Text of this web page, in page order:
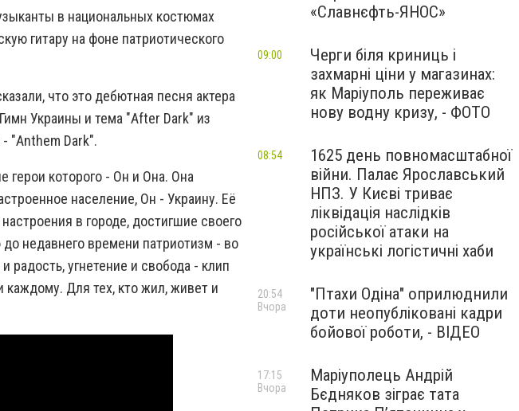
в национальных костюмах
гитару на фоне патриотического
что это дебютная песня актера
Украины и тема "After Dark" из
"Anthem Dark".
герои которого - Он и Она. Она
население, Он - Украину. Её
в городе, достигшие своего
недавнего времени патриотизм - во
радость, угнетение и свобода - клип
Для тех, кто жил, живет и
«Славнєфть-ЯНОС»
Черги біля криниць і
захмарні ціни у магазинах:
як Маріуполь переживає
нову водну кризу, - ФОТО
09:00
1625 день повномасштабної
війни. Палає Ярославський
НПЗ. У Києві триває
ліквідація наслідків
російської атаки на
українські логістичні хаби
08:54
"Птахи Одіна" оприлюднили
доти неопубліковані кадри
бойової роботи, - ВІДЕО
20:54
Вчора
Маріуполець Андрій
Бєдняков зіграє тата
17:15
Вчора